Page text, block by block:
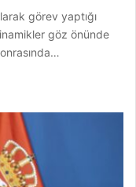
görev yaptığı
göz önünde